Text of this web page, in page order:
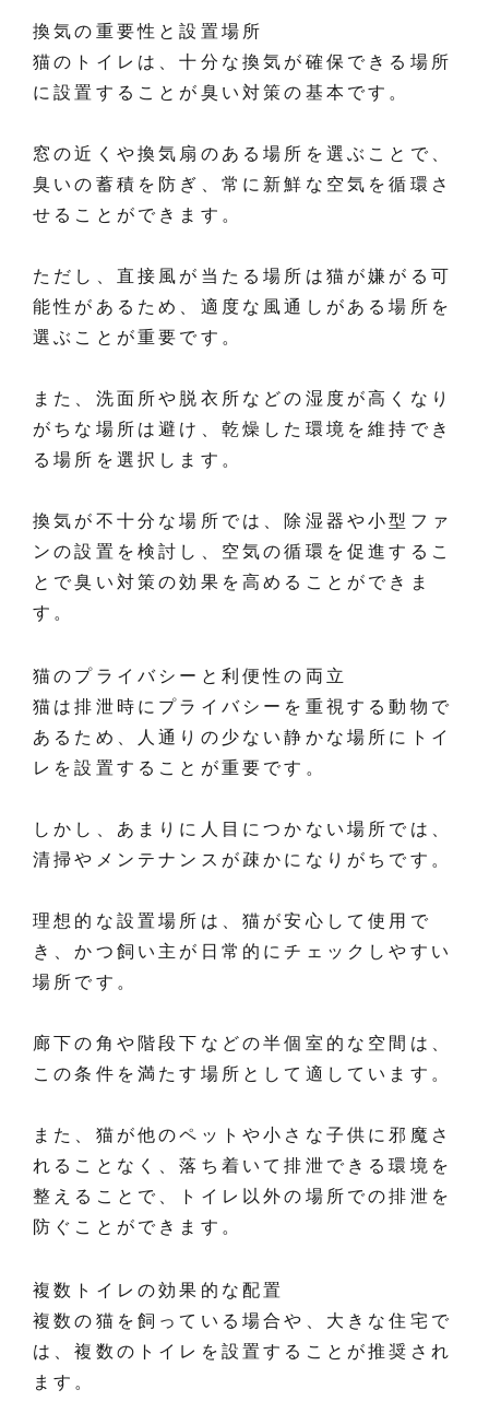
換気の重要性と設置場所
猫のトイレは、十分な換気が確保できる場所
に設置することが臭い対策の基本です。
窓の近くや換気扇のある場所を選ぶことで、
臭いの蓄積を防ぎ、常に新鮮な空気を循環さ
せることができます。
ただし、直接風が当たる場所は猫が嫌がる可
能性があるため、適度な風通しがある場所を
選ぶことが重要です。
また、洗面所や脱衣所などの湿度が高くなり
がちな場所は避け、乾燥した環境を維持でき
る場所を選択します。
換気が不十分な場所では、除湿器や小型ファ
ンの設置を検討し、空気の循環を促進するこ
とで臭い対策の効果を高めることができま
す。
猫のプライバシーと利便性の両立
猫は排泄時にプライバシーを重視する動物で
あるため、人通りの少ない静かな場所にトイ
レを設置することが重要です。
しかし、あまりに人目につかない場所では、
清掃やメンテナンスが疎かになりがちです。
理想的な設置場所は、猫が安心して使用で
き、かつ飼い主が日常的にチェックしやすい
場所です。
廊下の角や階段下などの半個室的な空間は、
この条件を満たす場所として適しています。
また、猫が他のペットや小さな子供に邪魔さ
れることなく、落ち着いて排泄できる環境を
整えることで、トイレ以外の場所での排泄を
防ぐことができます。
複数トイレの効果的な配置
複数の猫を飼っている場合や、大きな住宅で
は、複数のトイレを設置することが推奨され
ます。